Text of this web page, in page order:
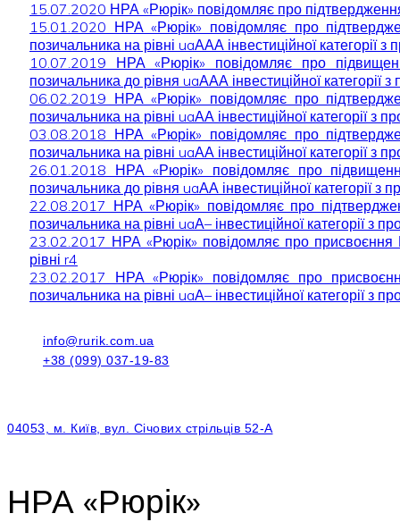
15.07.2020 НРА «Рюрік» повідомляє про
15.01.2020 НРА «Рюрік» повідомляє про
позичальника на рівні uaААА інвестиційної категорії з
10.07.2019 НРА «Рюрік» повідомляє про
позичальника до рівня uaААА інвестиційної категорії з
06.02.2019 НРА «Рюрік» повідомляє про
позичальника на рівні uaАА інвестиційної категорії з
03.08.2018 НРА «Рюрік» повідомляє про
позичальника на рівні uaАА інвестиційної категорії з
26.01.2018 НРА «Рюрік» повідомляє про
позичальника до рівня uaАА інвестиційної категорії з
22.08.2017 НРА «Рюрік» повідомляє про
позичальника на рівні uaА– інвестиційної категорії з
23.02.2017 НРА «Рюрік» повідомляє про
рівні r4
23.02.2017 НРА «Рюрік» повідомляє про
позичальника на рівні uaА– інвестиційної категорії з
info@rurik.com.ua
+38 (099) 037-19-83
04053, м. Київ, вул. Січових стрільців 52-А
НРА «Рюрік»